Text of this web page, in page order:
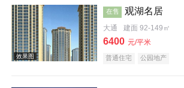
效果图
在售 观湖名居
大通 建面 92-149㎡
6400 元/平米
普通住宅 公园地产